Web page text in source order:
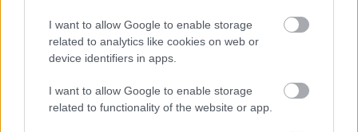
I want to allow Google to enable storage
related to analytics like cookies on web or
device identifiers in apps.
I want to allow Google to enable storage
related to functionality of the website or app.
αποκατάστασης μετά τη φωτιά - Στόχος η
έναρξη των έργων πριν τις 15/9